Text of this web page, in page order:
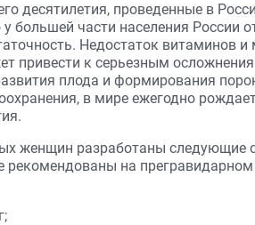
десятилетия, проведенные в
большей части населения России
Недостаток витаминов
привести к серьезным
плода и формирования
в мире ежегодно
женщин разработаны следующие
рекомендованы на прегравидарном